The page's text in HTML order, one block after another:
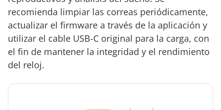
recomienda limpiar las correas periódicamente,
actualizar el firmware a través de la aplicación y
utilizar el cable USB-C original para la carga, con
el fin de mantener la integridad y el rendimiento
del reloj.